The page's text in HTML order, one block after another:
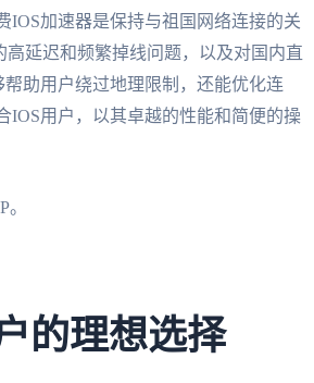
IOS加速器是保持与祖国网络连接的关
延迟和频繁掉线问题，以及对国内直
助用户绕过地理限制，还能优化连
IOS用户，以其卓越的性能和简便的操
的理想选择